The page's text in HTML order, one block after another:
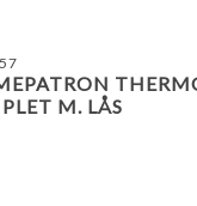
M. LÅS